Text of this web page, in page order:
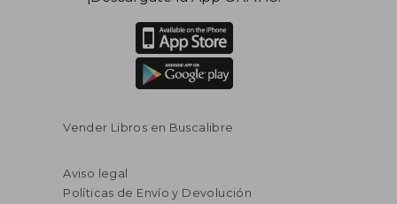
Vender Libros en Buscalibre
Aviso legal
Políticas de Envío y Devolución